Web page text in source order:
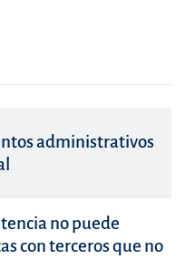
administrativos
no puede
con terceros que no